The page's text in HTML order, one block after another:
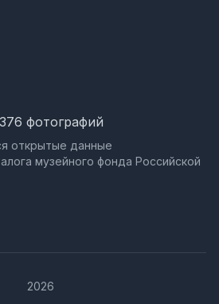
фотографий
открытые данные
музейного фонда Российской
2026